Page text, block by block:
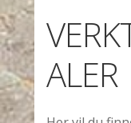
BUTIKK I
KONTAKT
ALER